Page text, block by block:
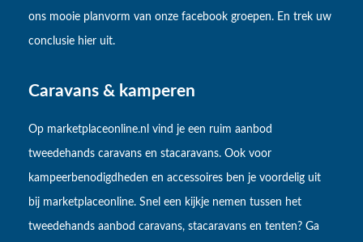
ons mooie planvorm van onze facebook groepen. En trek uw
conclusie hier uit.
Caravans & kamperen
Op marketplaceonline.nl vind je een ruim aanbod
tweedehands caravans en stacaravans. Ook voor
kampeerbenodigdheden en accessoires ben je voordelig uit
bij marketplaceonline. Snel een kijkje nemen tussen het
tweedehands aanbod caravans, stacaravans en tenten? Ga